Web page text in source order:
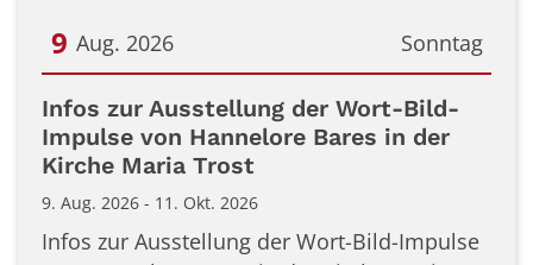
Sonntag
9 Aug. 2026
Datum: 9. August 2026
Infos zur Ausstellung der Wort-Bild-
Impulse von Hannelore Bares in der
Kirche Maria Trost
9. Aug. 2026 - 11. Okt. 2026
Infos zur Ausstellung der Wort-Bild-Impulse